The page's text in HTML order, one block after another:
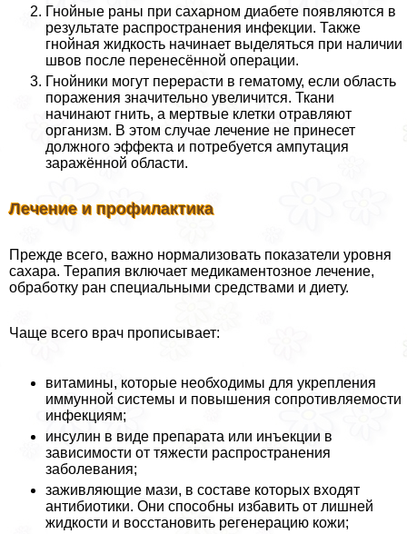
Гнойные раны при сахарном диабете появляются в
результате распространения инфекции. Также
гнойная жидкость начинает выделяться при наличии
швов после перенесённой операции.
Гнойники могут перерасти в гематому, если область
поражения значительно увеличится. Ткани
начинают гнить, а мертвые клетки отравляют
организм. В этом случае лечение не принесет
должного эффекта и потребуется ампутация
заражённой области.
Лечение и профилактика
Прежде всего, важно нормализовать показатели уровня
сахара. Терапия включает медикаментозное лечение,
обработку ран специальными средствами и диету.
Чаще всего врач прописывает:
витамины, которые необходимы для укрепления
иммунной системы и повышения сопротивляемости
инфекциям;
инсулин в виде препарата или инъекции в
зависимости от тяжести распространения
заболевания;
заживляющие мази, в составе которых входят
антибиотики. Они способны избавить от лишней
жидкости и восстановить регенерацию кожи;